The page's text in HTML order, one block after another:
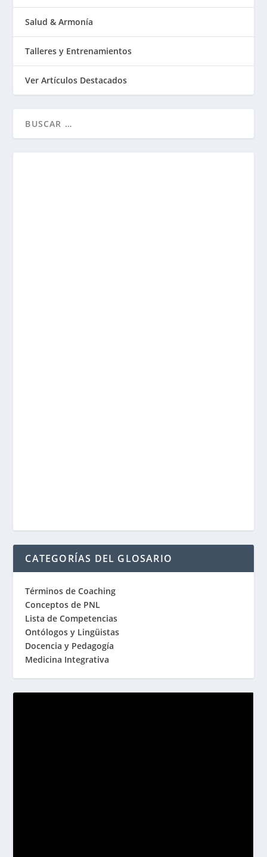
Salud & Armonía
Talleres y Entrenamientos
Ver Artículos Destacados
CATEGORÍAS DEL GLOSARIO
Términos de Coaching
Conceptos de PNL
Lista de Competencias
Ontólogos y Lingüistas
Docencia y Pedagogía
Medicina Integrativa